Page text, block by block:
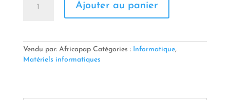
256
GB
Ajouter au panier
Vendu par: Africapap Catégories : Informatique,
Matériels informatiques